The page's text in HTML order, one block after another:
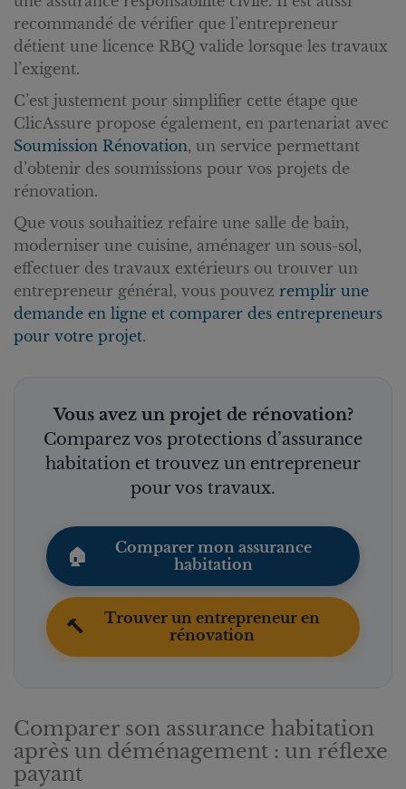
recommandé de vérifier que l’entrepreneur
détient une licence RBQ valide lorsque les travaux
l’exigent.
C’est justement pour simplifier cette étape que
ClicAssure propose également, en partenariat avec
Soumission Rénovation, un service permettant
d’obtenir des soumissions pour vos projets de
rénovation.
Que vous souhaitiez refaire une salle de bain,
moderniser une cuisine, aménager un sous-sol,
effectuer des travaux extérieurs ou trouver un
entrepreneur général, vous pouvez remplir une
demande en ligne et comparer des entrepreneurs
pour votre projet.
Vous avez un projet de rénovation?
Comparez vos protections d’assurance
habitation et trouvez un entrepreneur
pour vos travaux.
🏠
Comparer mon assurance
habitation
🔨
Trouver un entrepreneur en
rénovation
Comparer son assurance habitation
après un déménagement : un réflexe
payant